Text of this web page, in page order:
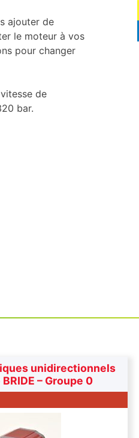
ajouter de
le moteur à vos
pour changer
de
bar.
unidirectionnels
– Groupe 0